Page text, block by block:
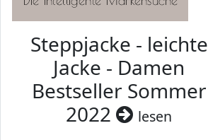
Steppjacke - leichte
Jacke - Damen
Bestseller Sommer
2022
lesen